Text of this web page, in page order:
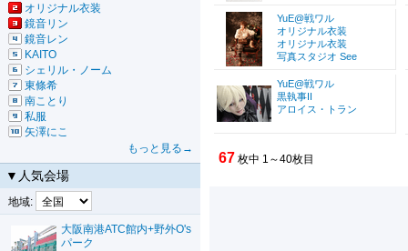
オリジナル衣装
鏡音リン
鏡音レン
KAITO
シェリル・ノーム
東條希
南ことり
私服
矢澤にこ
もっと見る→
▼人気会場
地域:
大阪南港ATC館内+野外O's
パーク
YuE@戦ワル
オリジナル衣装
オリジナル衣装
写真スタジオ See
YuE@戦ワル
黒執事II
アロイス・トラン
67 枚中 1～40枚目